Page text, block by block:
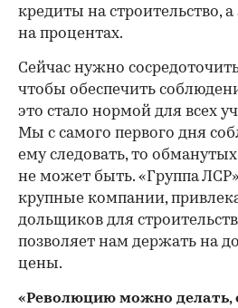
кредиты на строительство,
на процентах.
Сейчас нужно
чтобы обеспечить
это стало нормой для всех
Мы с самого первого дня
ему следовать, то
не может быть. «Группа
крупные компании,
дольщиков для
позволяет нам держать на
цены.
«Революцию можно делать,